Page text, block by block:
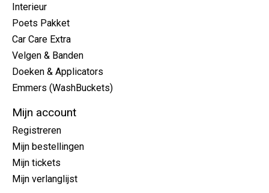
Interieur
Poets Pakket
Car Care Extra
Velgen & Banden
Doeken & Applicators
Emmers (WashBuckets)
Mijn account
Registreren
Mijn bestellingen
Mijn tickets
Mijn verlanglijst